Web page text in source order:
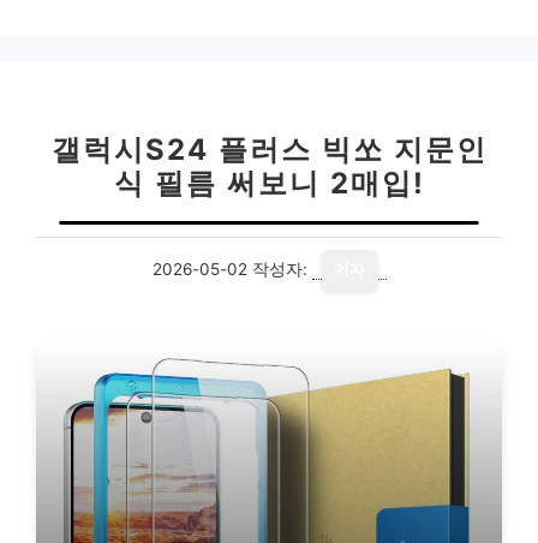
갤럭시S24 플러스 빅쏘 지문인
식 필름 써보니 2매입!
2026-05-02 작성자: